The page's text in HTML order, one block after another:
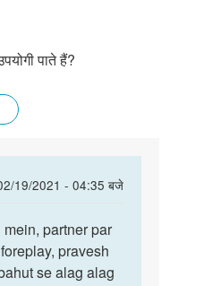
पाते हैं?
19/2021 - 04:35 बजे
partner par
pravesh
se alag alag